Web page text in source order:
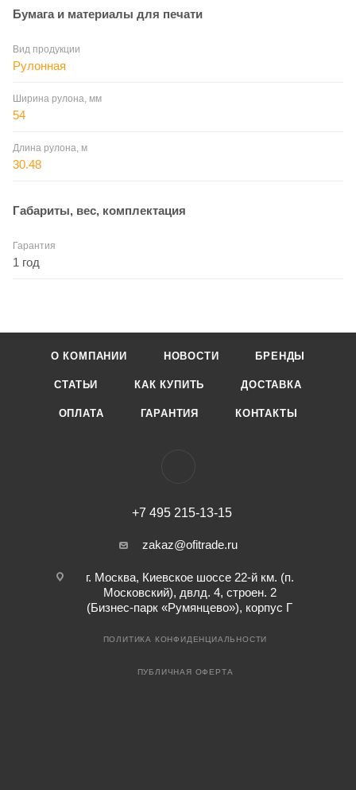
Бумага и материалы для печати
Вид продукции
Рулонная
Ширина рулона, мм
54
Длина рулона, м
30.48
Габариты, вес, комплектация
Гарантия
1 год
О КОМПАНИИ НОВОСТИ БРЕНДЫ
СТАТЬИ КАК КУПИТЬ ДОСТАВКА
ОПЛАТА ГАРАНТИЯ КОНТАКТЫ
+7 495 215-13-15
zakaz@ofitrade.ru
г. Москва, Киевское шоссе 22-й км. (п.
Московский), двлд. 4, строен. 2
(Бизнес-парк «Румянцево»), корпус Г
ПОЛИТИКА КОНФИДЕНЦИАЛЬНОСТИ
ПУБЛИЧНАЯ ОФЕРТА